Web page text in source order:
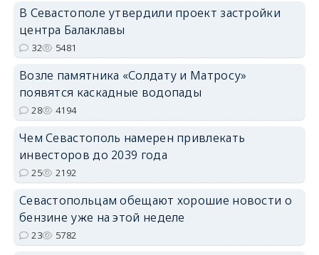
В Севастополе утвердили проект застройки
центра Балаклавы
32 5481
Возле памятника «Солдату и Матросу»
появятся каскадные водопады
28 4194
Чем Севастополь намерен привлекать
инвесторов до 2039 года
25 2192
Севастопольцам обещают хорошие новости о
бензине уже на этой неделе
23 5782